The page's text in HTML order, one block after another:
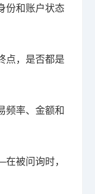
份和账户状态
，是否都是
率、金额和
被问询时，